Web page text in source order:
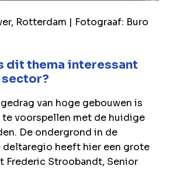
Rotterdam | Fotograaf: Buro
dit thema interessant
van hoge gebouwen is
voorspellen met de huidige
De ondergrond in de
deltaregio heeft hier een grote
Frederic Stroobandt, Senior